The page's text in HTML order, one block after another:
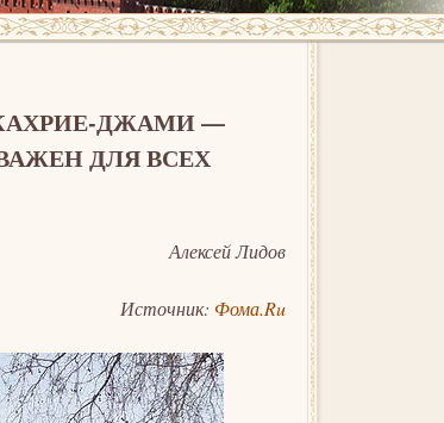
ДЖАМИ —
ДЛЯ ВСЕХ
Алексей Лидов
Источник: Фома.Ru